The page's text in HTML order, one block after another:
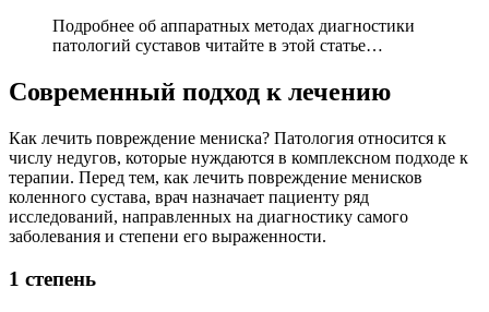
Подробнее об аппаратных методах диагностики
патологий суставов читайте в этой статье…
Современный подход к лечению
Как лечить повреждение мениска? Патология относится к
числу недугов, которые нуждаются в комплексном подходе к
терапии. Перед тем, как лечить повреждение менисков
коленного сустава, врач назначает пациенту ряд
исследований, направленных на диагностику самого
заболевания и степени его выраженности.
1 степень